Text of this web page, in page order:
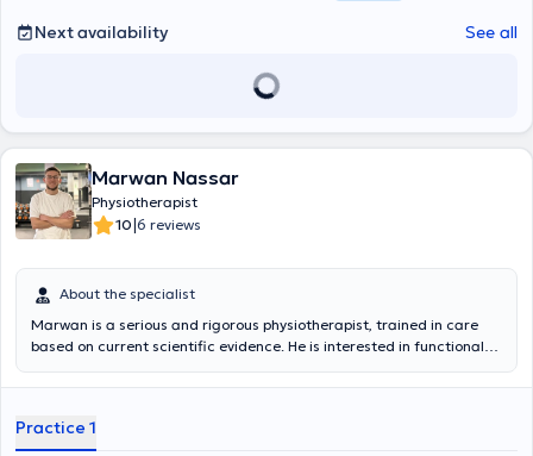
Next availability See all
Marwan Nassar
Physiotherapist
10|6 reviews
About the specialist
Marwan is a serious and rigorous physiotherapist, trained in care
based on current scientific evidence. He is interested in functional
needs of every patient to promote optimal recovery.
Practice 1